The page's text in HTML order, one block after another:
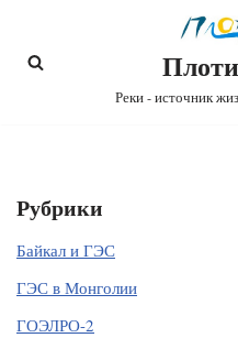
Перейти
Реки - источник
Рубрики
Байкал и ГЭС
ГЭС в Монголии
ГОЭЛРО-2